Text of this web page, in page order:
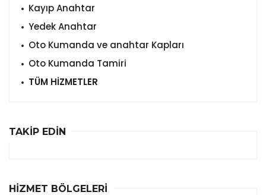
Kayıp Anahtar
Yedek Anahtar
Oto Kumanda ve anahtar Kapları
Oto Kumanda Tamiri
TÜM HİZMETLER
TAKİP EDİN
HİZMET BÖLGELERİ